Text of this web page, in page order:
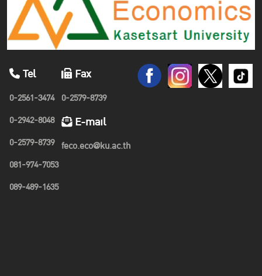
Tel
0-2561-3474
0-2942-8048
0-2579-8739
081-974-7053
089-489-1635
Fax
0-2579-8739
E-mail
feco.eco@ku.ac.th